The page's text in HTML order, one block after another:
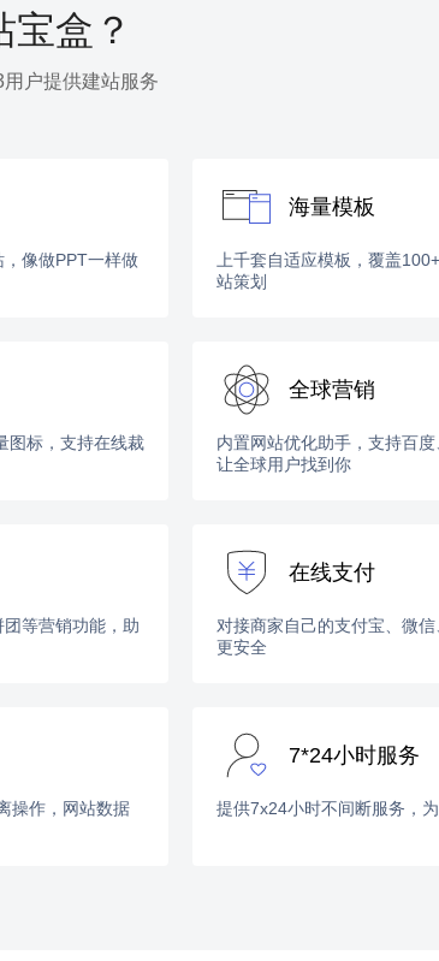
宝盒？
户提供建站服务
像做PPT一样做
海量模板
上千套自适应模板，覆盖
站策划
图标，支持在线裁
全球营销
内置网站优化助手，支持百
让全球用户找到你
等营销功能，助
在线支付
对接商家自己的支付宝、微
更安全
操作，网站数据
7*24小时服务
提供7x24小时不间断服务，